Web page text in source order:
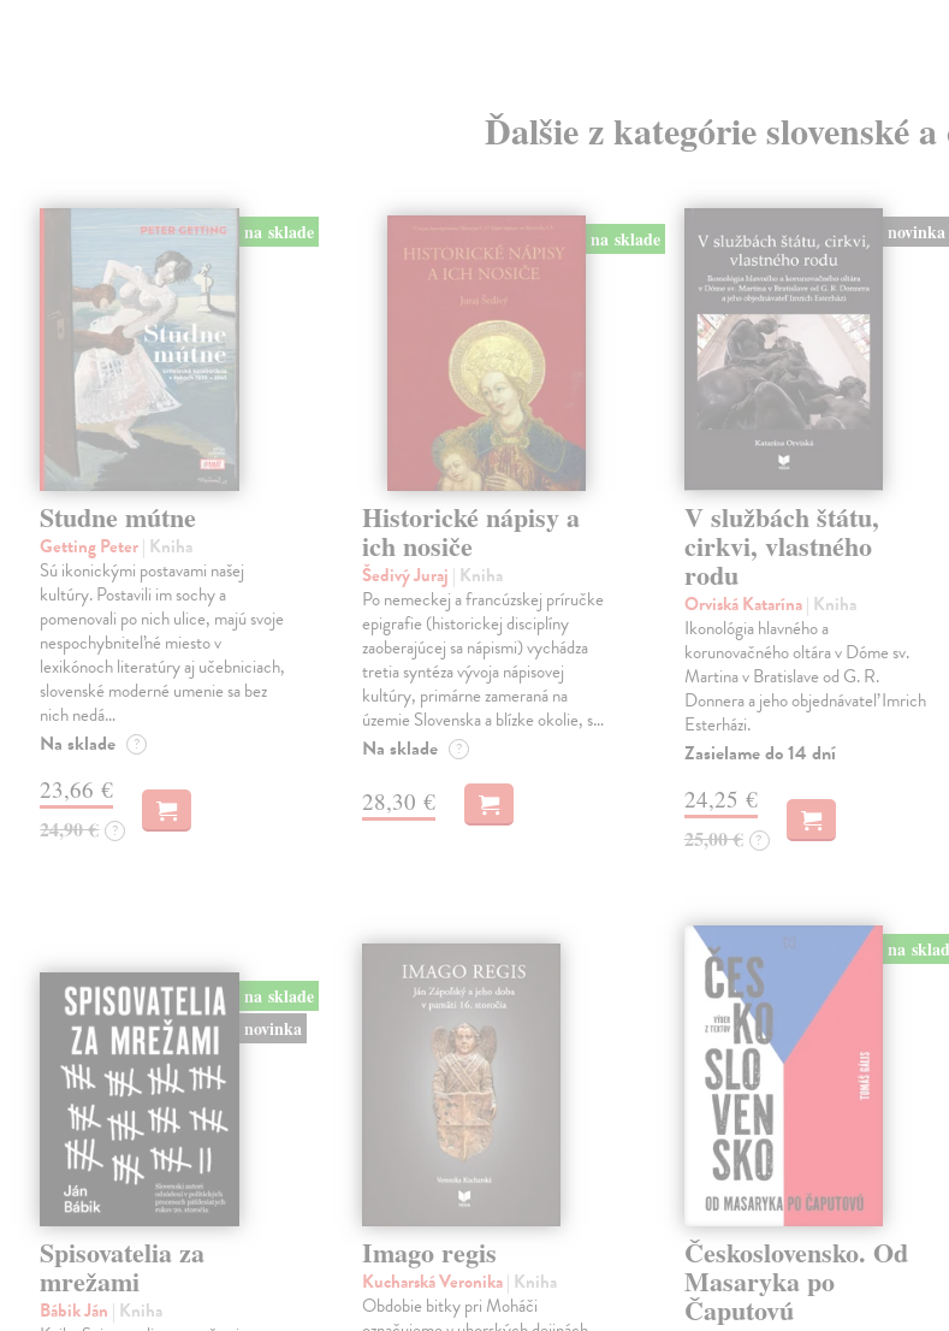
Ďalšie z kategórie slovenské
na sklade
Studne mútne
Getting Peter| Kniha
Sú ikonickými postavami našej
kultúry. Postavili im sochy a
pomenovali po nich ulice, majú svoje
nespochybniteľné miesto v
lexikónoch literatúry aj učebniciach,
slovenské moderné umenie sa bez
nich nedá…
Na sklade ?
23,66 €
24,90 € ?
na sklade
Historické nápisy a
ich nosiče
Šedivý Juraj | Kniha
Po nemeckej a francúzskej príručke
epigrafie (historickej disciplíny
zaoberajúcej sa nápismi) vychádza
tretia syntéza vývoja nápisovej
kultúry, primárne zameraná na
územie Slovenska a blízke okolie, s…
Na sklade ?
28,30 €
novinka
V službách štátu,
cirkvi, vlastného
rodu
Orviská Katarína| Kniha
Ikonológia hlavného a
korunovačného oltára v Dóme sv.
Martina v Bratislave od G. R.
Donnera a jeho objednávateľ Imrich
Esterházi.
Zasielame do 14 dní
24,25 €
25,00 € ?
na sklade
novinka
Spisovatelia za
mrežami
Bábik Ján | Kniha
Imago regis
Kucharská Veronika| Kniha
Obdobie bitky pri Moháči
na
Československo. Od
Masaryka po
Čaputovú